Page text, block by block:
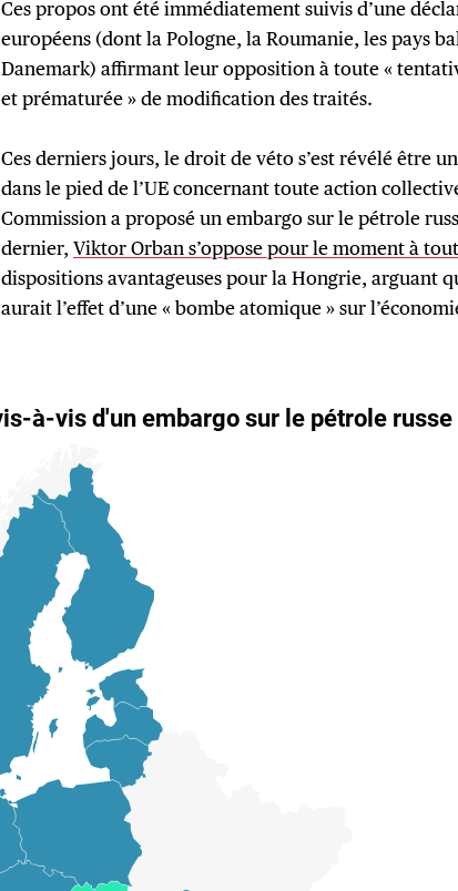
Ces propos ont été immédiatement suivis d’une
européens (dont la Pologne, la Roumanie, les pays
Danemark) affirmant leur opposition à toute «
et prématurée » de modification des traités.
Ces derniers jours, le droit de véto s’est révélé être
dans le pied de l’UE concernant toute action
Commission a proposé un embargo sur le pétrole
dernier, Viktor Orban s’oppose pour le moment à
dispositions avantageuses pour la Hongrie, arguant
aurait l’effet d’une « bombe atomique » sur